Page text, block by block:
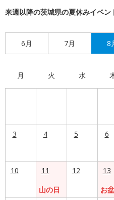
来週以降の茨城県の夏休みイベン
6月 7月 8
月 火 水
3 4 5 6
10
11
山の日
12
13
お盆